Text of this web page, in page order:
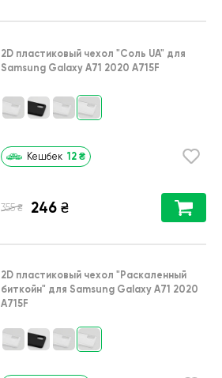
2D пластиковый чехол "Соль UA" для
Samsung Galaxy A71 2020 A715F
Кешбек 12 ₴
355 ₴ 246 ₴
2D пластиковый чехол "Раскаленный
биткойн" для Samsung Galaxy A71 2020
A715F